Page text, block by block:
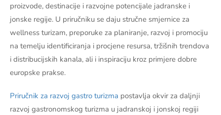
proizvode, destinacije i razvojne potencijale jadranske i
jonske regije. U priručniku se daju stručne smjernice za
wellness turizam, preporuke za planiranje, razvoj i promociju
na temelju identificiranja i procjene resursa, tržišnih trendova
i distribucijskih kanala, ali i inspiraciju kroz primjere dobre
europske prakse.
Priručnik za razvoj gastro turizma postavlja okvir za daljnji
razvoj gastronomskog turizma u jadranskoj i jonskoj regiji